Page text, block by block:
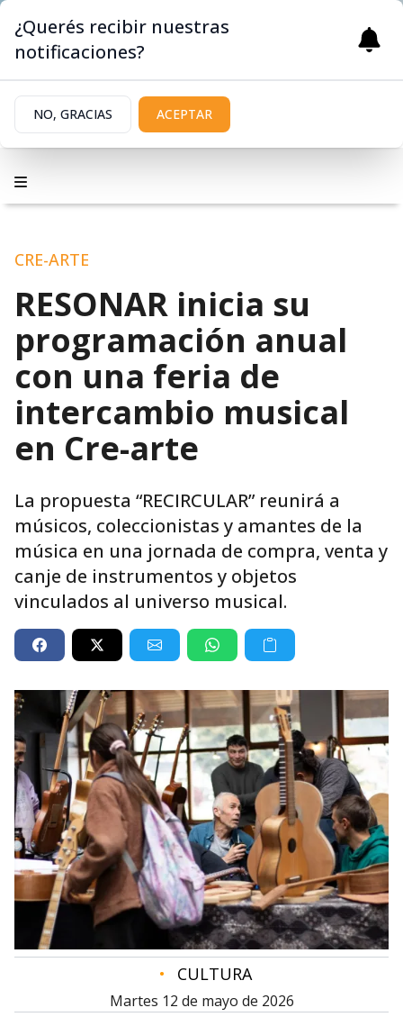
CRE-ARTE
RESONAR inicia su
programación anual
con una feria de
intercambio musical
en Cre-arte
La propuesta “RECIRCULAR” reunirá a
músicos, coleccionistas y amantes de la
música en una jornada de compra, venta y
canje de instrumentos y objetos
vinculados al universo musical.
• CULTURA
martes 12 de mayo de 2026
¿Querés recibir nuestras
notificaciones?
NO, GRACIAS ACEPTAR